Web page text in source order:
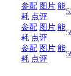
参配 图片 能
耗 点评
参配 图片 能
耗 点评
参配 图片 能
耗 点评